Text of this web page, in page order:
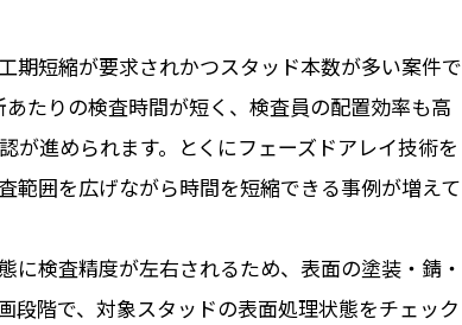
期短縮が要求されかつスタッド本数が多い案件で
たりの検査時間が短く、検査員の配置効率も高
が進められます。とくにフェーズドアレイ技術を
範囲を広げながら時間を短縮できる事例が増えて
に検査精度が左右されるため、表面の塗装・錆・
段階で、対象スタッドの表面処理状態をチェック